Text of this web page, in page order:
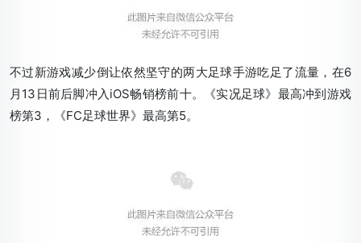
不过新游戏减少倒让依然坚守的两大足球手游吃足了流量，在6
月13日前后脚冲入iOS畅销榜前十。《实况足球》最高冲到游戏
榜第3，《FC足球世界》最高第5。